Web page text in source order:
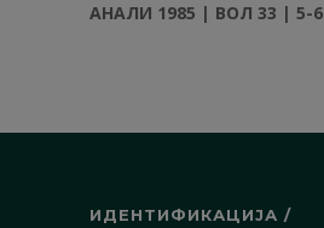
АНAЛИ 1985 | ВОЛ 33 | 5-6
ИДЕНТИФИКАЦИЈА /